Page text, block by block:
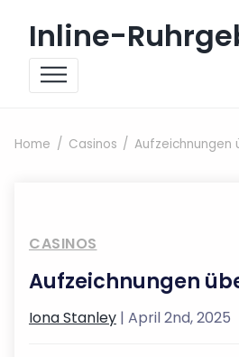
Inline-
Home Casinos Aufzeichnungen
CASINOS
Aufzeichnungen
Iona Stanley | April 2nd, 2025